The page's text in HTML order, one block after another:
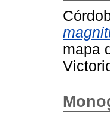
mapa